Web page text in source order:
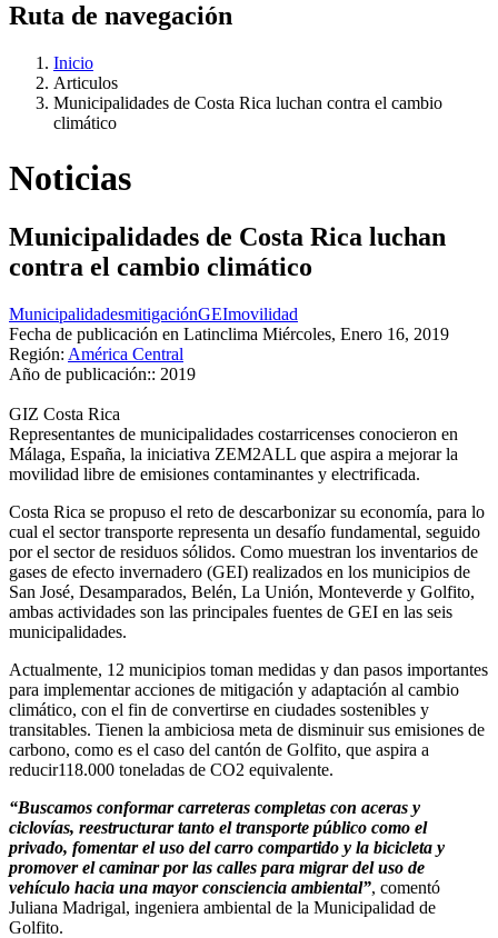
Ruta de navegación
Inicio
Articulos
Municipalidades de Costa Rica luchan contra el cambio
climático
Noticias
Municipalidades de Costa Rica luchan
contra el cambio climático
MunicipalidadesmitigaciónGEImovilidad
Fecha de publicación en Latinclima Miércoles, Enero 16, 2019
Región: América Central
Año de publicación:: 2019
GIZ Costa Rica
Representantes de municipalidades costarricenses conocieron en
Málaga, España, la iniciativa ZEM2ALL que aspira a mejorar la
movilidad libre de emisiones contaminantes y electrificada.
Costa Rica se propuso el reto de descarbonizar su economía, para lo
cual el sector transporte representa un desafío fundamental, seguido
por el sector de residuos sólidos. Como muestran los inventarios de
gases de efecto invernadero (GEI) realizados en los municipios de
San José, Desamparados, Belén, La Unión, Monteverde y Golfito,
ambas actividades son las principales fuentes de GEI en las seis
municipalidades.
Actualmente, 12 municipios toman medidas y dan pasos importantes
para implementar acciones de mitigación y adaptación al cambio
climático, con el fin de convertirse en ciudades sostenibles y
transitables. Tienen la ambiciosa meta de disminuir sus emisiones de
carbono, como es el caso del cantón de Golfito, que aspira a
reducir118.000 toneladas de CO2 equivalente.
“Buscamos conformar carreteras completas con aceras y
ciclovías, reestructurar tanto el transporte público como el
privado, fomentar el uso del carro compartido y la bicicleta y
promover el caminar por las calles para migrar del uso de
vehículo hacia una mayor consciencia ambiental”, comentó
Juliana Madrigal, ingeniera ambiental de la Municipalidad de
Golfito.